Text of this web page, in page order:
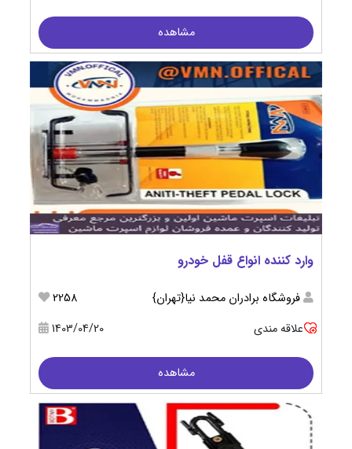
مشاهده
وارد کننده انواع قفل خودرو
فروشگاه برادران محمد نیا{تهران}
2258
علاقه مندی
1403/04/20
مشاهده